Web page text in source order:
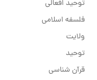
توحید افعالی
فلسفه اسلامی
ولایت
توحید
قرآن شناسی